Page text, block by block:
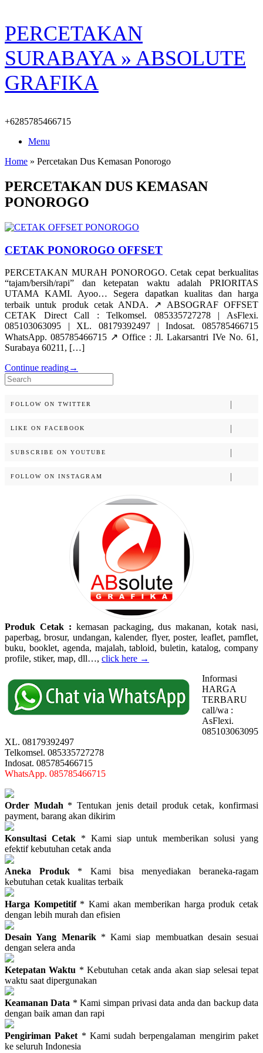
Skip
to
content
PERCETAKAN
SURABAYA » ABSOLUTE
GRAFIKA
+6285785466715
Menu
Home » Percetakan Dus Kemasan Ponorogo
PERCETAKAN DUS KEMASAN
PONOROGO
CETAK PONOROGO OFFSET
PERCETAKAN MURAH PONOROGO. Cetak cepat berkualitas
“tajam/bersih/rapi” dan ketepatan waktu adalah PRIORITAS
UTAMA KAMI. Ayoo… Segera dapatkan kualitas dan harga
terbaik untuk produk cetak ANDA. ↗️ ABSOGRAF OFFSET
CETAK Direct Call : Telkomsel. 085335727278 | AsFlexi.
085103063095 | XL. 08179392497 | Indosat. 085785466715
WhatsApp. 085785466715 ↗️ Office : Jl. Lakarsantri IVe No. 61,
Surabaya 60211, […]
Continue reading→
Search
for:
FOLLOW ON TWITTER
LIKE ON FACEBOOK
SUBSCRIBE ON YOUTUBE
FOLLOW ON INSTAGRAM
Produk Cetak : kemasan packaging, dus makanan, kotak nasi,
paperbag, brosur, undangan, kalender, flyer, poster, leaflet, pamflet,
buku, booklet, agenda, majalah, tabloid, buletin, katalog, company
profile, stiker, map, dll…, click here →
Informasi
HARGA
TERBARU
call/wa :
AsFlexi.
085103063095
XL. 08179392497
Telkomsel. 085335727278
Indosat. 085785466715
WhatsApp. 085785466715
Order Mudah * Tentukan jenis detail produk cetak, konfirmasi
payment, barang akan dikirim
Konsultasi Cetak* Kami siap untuk memberikan solusi yang
efektif kebutuhan cetak anda
Aneka Produk * Kami bisa menyediakan beraneka-ragam
kebutuhan cetak kualitas terbaik
Harga Kompetitif* Kami akan memberikan harga produk cetak
dengan lebih murah dan efisien
Desain Yang Menarik* Kami siap membuatkan desain sesuai
dengan selera anda
Ketepatan Waktu * Kebutuhan cetak anda akan siap selesai tepat
waktu saat dipergunakan
Keamanan Data * Kami simpan privasi data anda dan backup data
dengan baik aman dan rapi
Pengiriman Paket * Kami sudah berpengalaman mengirim paket
ke seluruh Indonesia